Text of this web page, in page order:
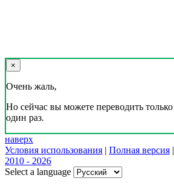
×
Очень жаль,
Но сейчас вы можете переводить только
один раз.
наверх
Условия использования | Полная версия |
2010 - 2026
Select a language